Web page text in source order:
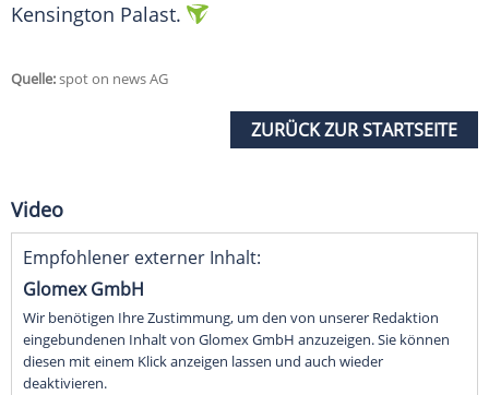
Kensington Palast.
Quelle:spot on news AG
ZURÜCK ZUR STARTSEITE
Video
Empfohlener externer Inhalt:
Glomex GmbH
Wir benötigen Ihre Zustimmung, um den von unserer Redaktion
eingebundenen Inhalt von Glomex GmbH anzuzeigen. Sie können
diesen mit einem Klick anzeigen lassen und auch wieder
deaktivieren.